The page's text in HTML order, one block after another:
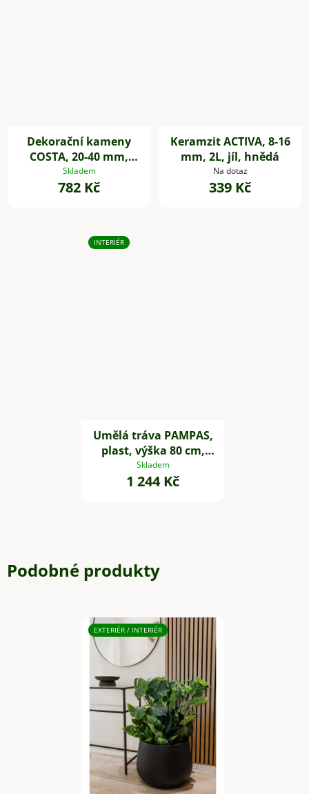
Dekorační kameny
COSTA, 20-40 mm,
plast, černá
Skladem
782 Kč
Keramzit ACTIVA, 8-16
mm, 2L, jíl, hnědá
Na dotaz
339 Kč
INTERIÉR
Umělá tráva PAMPAS,
plast, výška 80 cm,
zelená
Skladem
1 244 Kč
Podobné produkty
EXTERIÉR / INTERIÉR